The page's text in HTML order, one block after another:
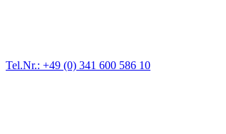
Tel.Nr.: +49 (0) 341 600 586 10